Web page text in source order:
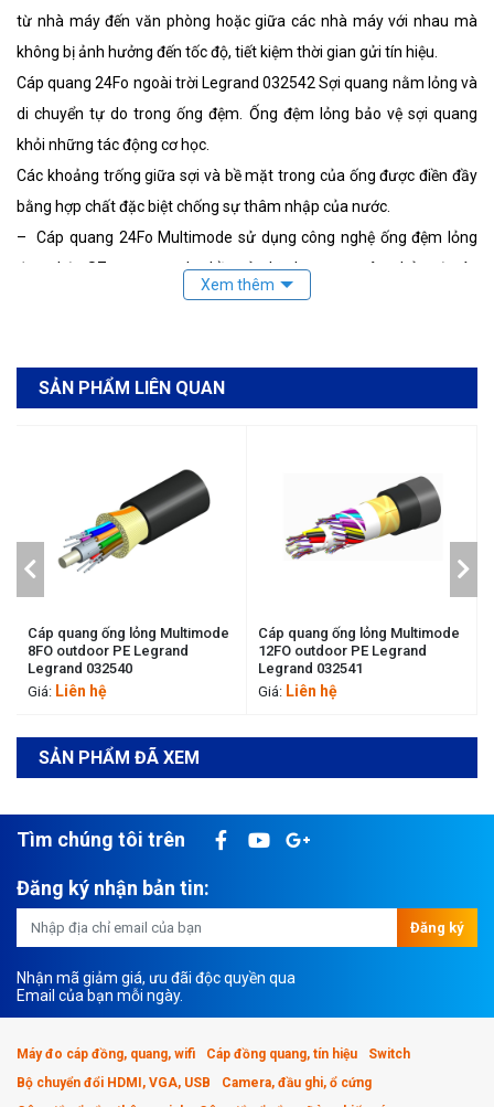
từ nhà máy đến văn phòng hoặc giữa các nhà máy với nhau mà
không bị ảnh hưởng đến tốc độ, tiết kiệm thời gian gửi tín hiệu.
Cáp quang 24Fo ngoài trời Legrand 032542 Sợi quang nằm lỏng và
di chuyển tự do trong ống đệm. Ống đệm lỏng bảo vệ sợi quang
khỏi những tác động cơ học.
Các khoảng trống giữa sợi và bề mặt trong của ống được điền đầy
bằng hợp chất đặc biệt chống sự thâm nhập của nước.
– Cáp quang 24Fo Multimode sử dụng công nghệ ống đệm lỏng
được bện SZ xung quanh phần tử chịu lực trung tâm, bảo vệ cáp
chịu được những tác động khi lắp đặt và môi trường, bảo đảm hoạt
kính nhỏ, gọn nhẹ, dễ dàng khi lắp đặt, xử lý và vận chuyển.
cho nấm mốc phát triển và có thể tránh được các vết nứt; lỗ thủng
và cáp lớp phồng của lớp vỏ bên ngoài. Vậy nên Cáp quang
Multimode Legrand là loại cáp lý tưởng để lắp đặt ngoài trời.
Multimode OM3 fibre optic cables (50/125 μm)
Đường kình sợi 50/125 μm, loại cáp OM3
Tốc độ truyền dẫn 10 Gb Ethernet networks
Số sợi quang 24 Fo
SẢN PHẨM LIÊN QUAN
Cáp quang ống lỏng Multimode
8FO outdoor PE Legrand
Legrand 032540
Giá: Liên hệ
Cáp quang ống lỏng Multimode
12FO outdoor PE Legrand
Legrand 032541
Giá: Liên hệ
SẢN PHẨM ĐÃ XEM
Tìm chúng tôi trên
Đăng ký nhận bản tin:
Đăng ký
Nhận mã giảm giá, ưu đãi độc quyền qua
Email của bạn mỗi ngày.
Máy đo cáp đồng, quang, wifi Cáp đồng quang, tín hiệu
Switch
Bộ chuyển đổi HDMI, VGA, USB
Camera, đầu ghi, ổ cứng